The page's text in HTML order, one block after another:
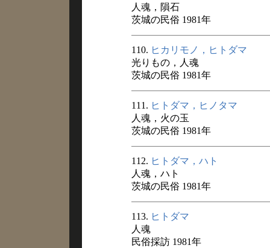
人魂，隕石
茨城の民俗 1981年
110. ヒカリモノ，ヒトダマ
光りもの，人魂
茨城の民俗 1981年
111. ヒトダマ，ヒノタマ
人魂，火の玉
茨城の民俗 1981年
112. ヒトダマ，ハト
人魂，ハト
茨城の民俗 1981年
113. ヒトダマ
人魂
民俗採訪 1981年